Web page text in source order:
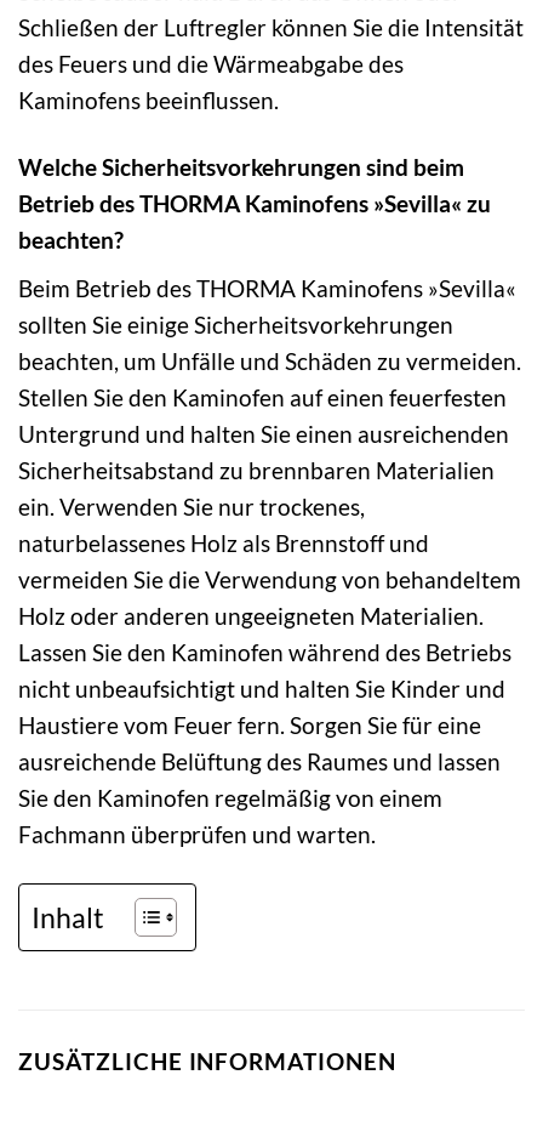
Schließen der Luftregler können Sie die Intensität
des Feuers und die Wärmeabgabe des
Kaminofens beeinflussen.
Welche Sicherheitsvorkehrungen sind beim
Betrieb des THORMA Kaminofens »Sevilla« zu
beachten?
Beim Betrieb des THORMA Kaminofens »Sevilla«
sollten Sie einige Sicherheitsvorkehrungen
beachten, um Unfälle und Schäden zu vermeiden.
Stellen Sie den Kaminofen auf einen feuerfesten
Untergrund und halten Sie einen ausreichenden
Sicherheitsabstand zu brennbaren Materialien
ein. Verwenden Sie nur trockenes,
naturbelassenes Holz als Brennstoff und
vermeiden Sie die Verwendung von behandeltem
Holz oder anderen ungeeigneten Materialien.
Lassen Sie den Kaminofen während des Betriebs
nicht unbeaufsichtigt und halten Sie Kinder und
Haustiere vom Feuer fern. Sorgen Sie für eine
ausreichende Belüftung des Raumes und lassen
Sie den Kaminofen regelmäßig von einem
Fachmann überprüfen und warten.
Inhalt
ZUSÄTZLICHE INFORMATIONEN